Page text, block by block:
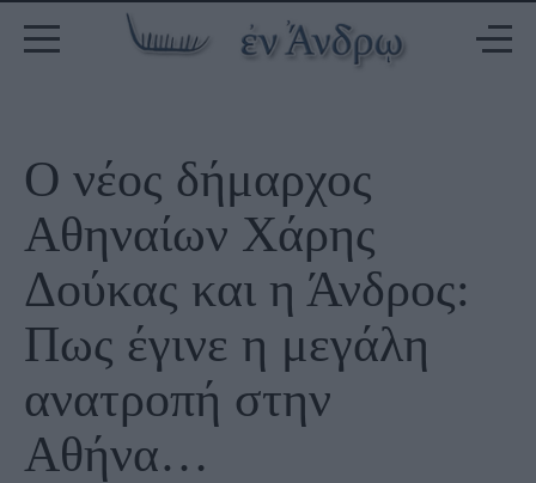
Ο νέος δήμαρχος
Αθηναίων Χάρης
Δούκας και η Άνδρος:
Πως έγινε η μεγάλη
ανατροπή στην
Αθήνα…